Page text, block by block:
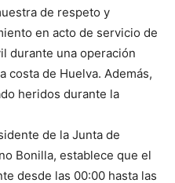
de respeto y
en acto de servicio de
durante una operación
costa de Huelva. Además,
heridos durante la
de la Junta de
Bonilla, establece que el
desde las 00:00 hasta las